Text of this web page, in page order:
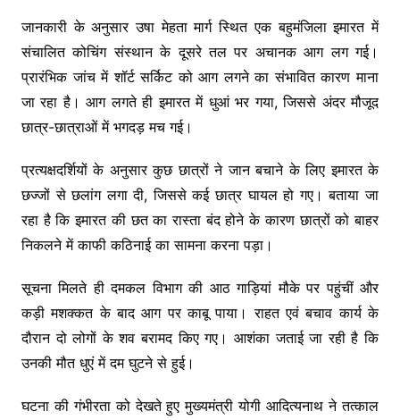
जानकारी के अनुसार उषा मेहता मार्ग स्थित एक बहुमंजिला इमारत में
संचालित कोचिंग संस्थान के दूसरे तल पर अचानक आग लग गई।
प्रारंभिक जांच में शॉर्ट सर्किट को आग लगने का संभावित कारण माना
जा रहा है। आग लगते ही इमारत में धुआं भर गया, जिससे अंदर मौजूद
छात्र-छात्राओं में भगदड़ मच गई।
प्रत्यक्षदर्शियों के अनुसार कुछ छात्रों ने जान बचाने के लिए इमारत के
छज्जों से छलांग लगा दी, जिससे कई छात्र घायल हो गए। बताया जा
रहा है कि इमारत की छत का रास्ता बंद होने के कारण छात्रों को बाहर
निकलने में काफी कठिनाई का सामना करना पड़ा।
सूचना मिलते ही दमकल विभाग की आठ गाड़ियां मौके पर पहुंचीं और
कड़ी मशक्कत के बाद आग पर काबू पाया। राहत एवं बचाव कार्य के
दौरान दो लोगों के शव बरामद किए गए। आशंका जताई जा रही है कि
उनकी मौत धुएं में दम घुटने से हुई।
घटना की गंभीरता को देखते हुए मुख्यमंत्री योगी आदित्यनाथ ने तत्काल